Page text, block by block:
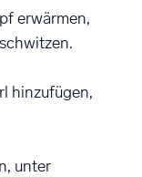
erwärmen,
hinzufügen,
unter